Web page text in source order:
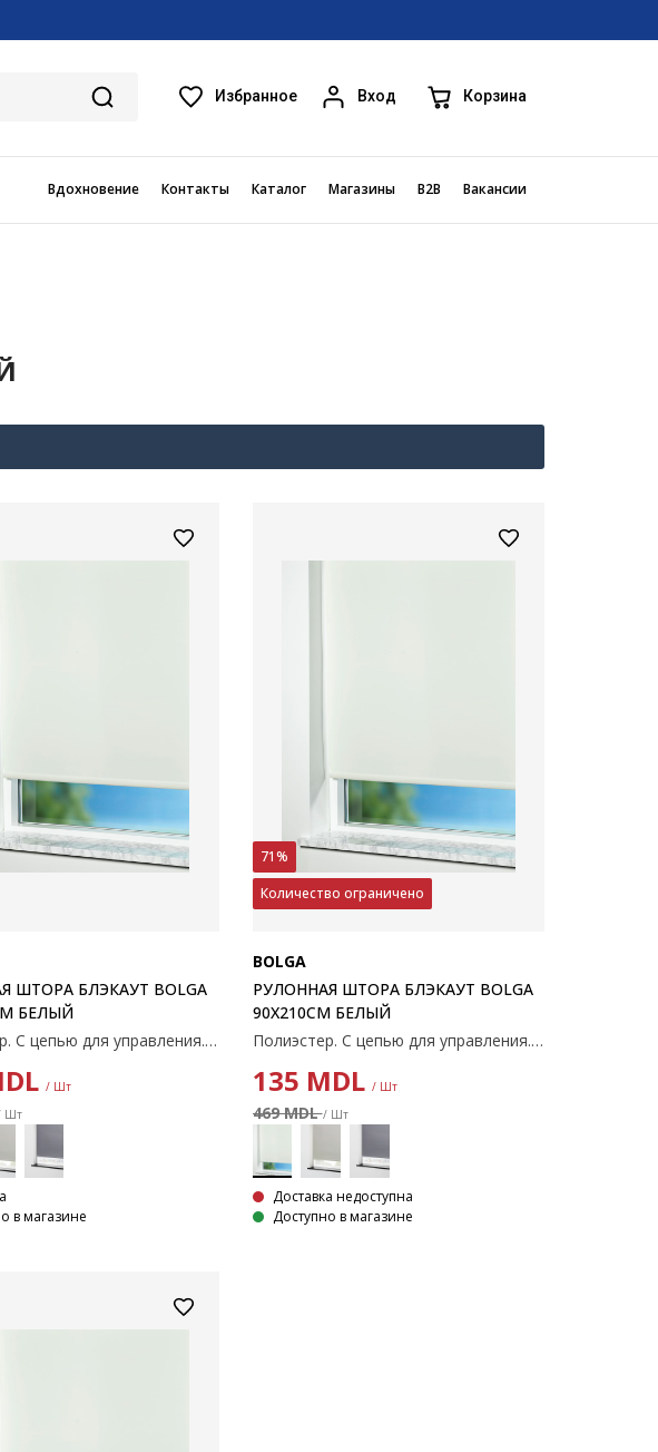
Избранное Вход Корзина
Вдохновение Контакты Каталог Магазины B2B Вакансии
ШТОРА БЛЭКАУТ BOLGA
БЕЛЫЙ
Полиэстер. С цепью для управления. Ширину можно обрезать. 100x170 см
/ Шт
Шт
в магазине
71%
Количество ограничено
BOLGA
РУЛОННАЯ ШТОРА БЛЭКАУТ BOLGA
90X210СМ БЕЛЫЙ
Полиэстер. С цепью для управления. Ширину можно обрезать. 90x210 см
135 MDL / Шт
469 MDL/ Шт
Доставка недоступна
Доступно в магазине